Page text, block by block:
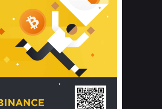
phòng ngủ đối với sức khỏe con
người tại Sleep Foundation (External
Link) để có cái nhìn toàn diện hơn.
2. Các tiêu chí vàng khi lựa chọn
chăn ga gối đệm cao cấp cho phòng
ngủ
Để sở hữu một bộ chăn ga gối đệm
cao cấp hoàn hảo cả về thẩm mỹ lẫn
công năng, người tiêu dùng cần cân
nhắc kỹ lưỡng các tiêu chí quan trọng